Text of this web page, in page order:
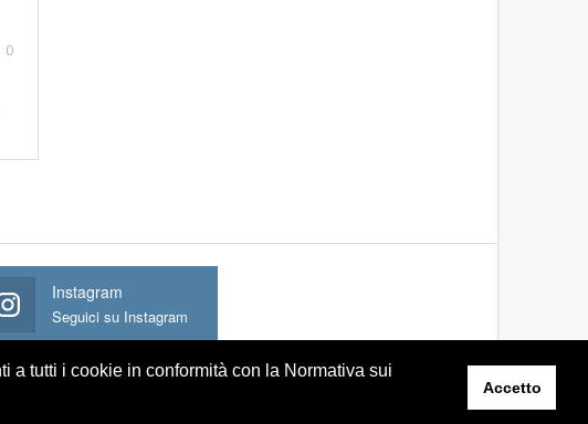
0
Instagram
Seguici su Instagram
a tutti i cookie in conformità con la Normativa sui
Accetto